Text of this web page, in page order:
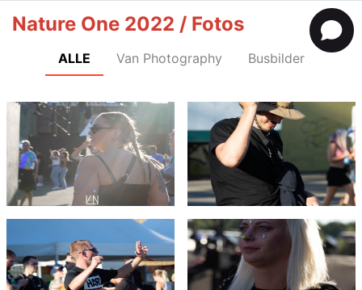
Nature One 2022 / Fotos
ALLE Van Photography Busbilder